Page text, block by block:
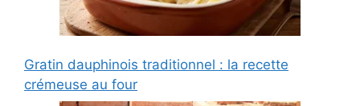
Gratin dauphinois traditionnel : la recette
crémeuse au four